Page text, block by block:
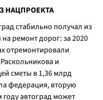
НАЦПРОЕКТА
стабильно получал из
ремонт дорог: за 2020
отремонтировали
и
сметы в 1,36 млрд
федерация, вторую
автоград может